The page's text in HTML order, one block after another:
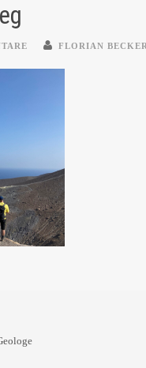
FLORIAN